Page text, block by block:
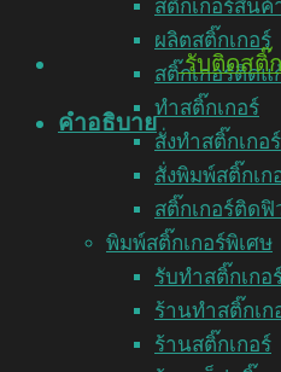
สติ๊กเกอร์สินค้
ผลิตสติ๊กเกอร์
สติ๊กเกอร์ติดแ
ทำสติ๊กเกอร์
สั่งทำสติ๊กเกอร์
สั่งพิมพ์สติ๊กเก
สติ๊กเกอร์ติดฟิ
พิมพ์สติ๊กเกอร์พิเศษ
รับทำสติ๊กเกอ
ร้านทำสติ๊กเก
ร้านสติ๊กเกอร์
รับติดสติ๊
คำอธิบาย